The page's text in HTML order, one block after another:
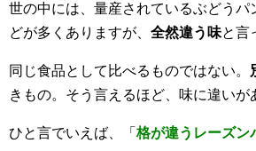
世の中には、量産されているぶどうパ
どが多くありますが、 全然違う味と言
同じ食品として比べるものではない。
きもの。そう言えるほど、味に違いが
ひと言でいえば、「 格が違うレーズン